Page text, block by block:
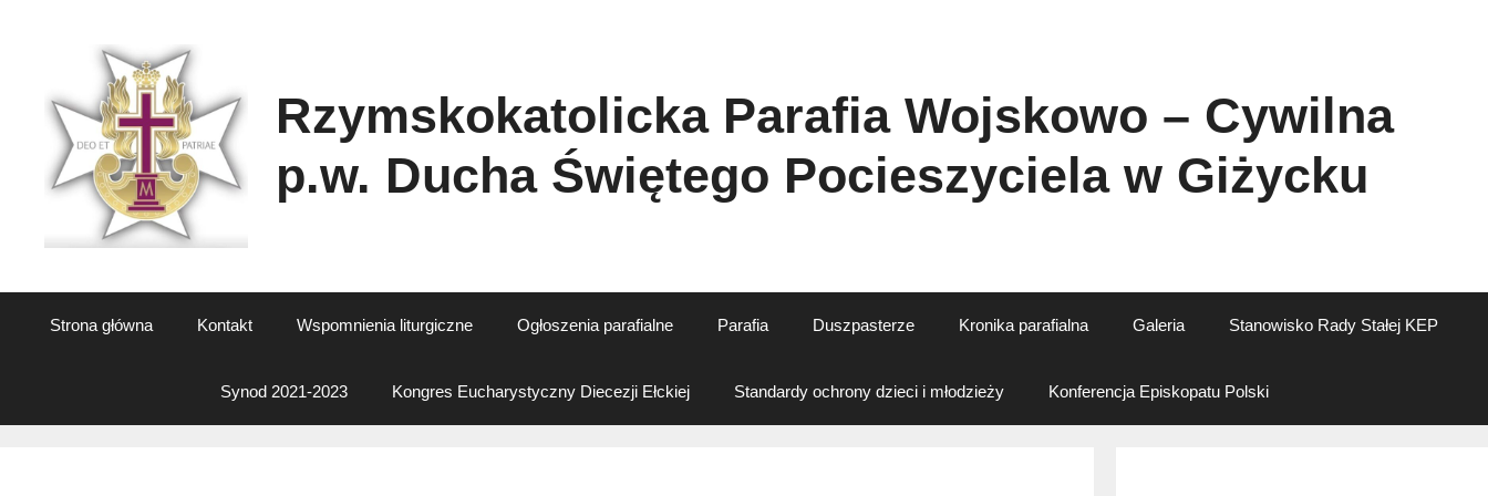
Rzymskokatolicka Parafia Wojskowo – Cywilna
p.w. Ducha Świętego Pocieszyciela w Giżycku
Strona główna Kontakt Wspomnienia liturgiczne Ogłoszenia parafialne Parafia Duszpasterze Kronika parafialna Galeria Stanowisko Rady Stałej KEP
Synod 2021-2023 Kongres Eucharystyczny Diecezji Ełckiej Standardy ochrony dzieci i młodzieży Konferencja Episkopatu Polski